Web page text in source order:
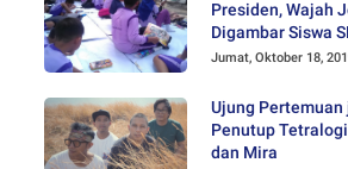
Presiden, Wajah
Digambar Siswa
Jumat, Oktober 18,
Ujung Pertemuan
Penutup
dan Mira